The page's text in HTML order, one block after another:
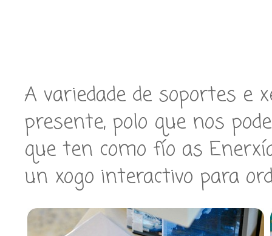
A variedade de soportes e
presente, polo que nos
que ten como fío as
un xogo interactivo para